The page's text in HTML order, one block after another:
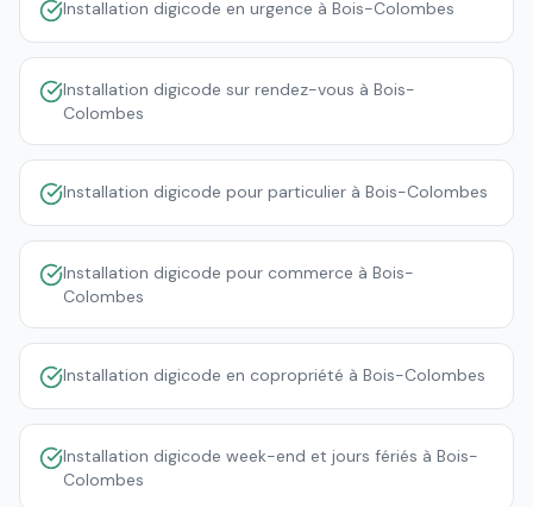
Installation digicode en urgence à Bois-Colombes
Installation digicode sur rendez-vous à Bois-
Colombes
Installation digicode pour particulier à Bois-Colombes
Installation digicode pour commerce à Bois-
Colombes
Installation digicode en copropriété à Bois-Colombes
Installation digicode week-end et jours fériés à Bois-
Colombes